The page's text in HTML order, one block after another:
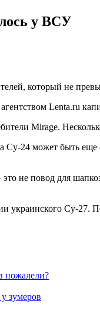
у ВСУ
который не
Lenta.ru
Mirage.
24 может быть еще
повод для
Су-27.
пожалели?
зумеров